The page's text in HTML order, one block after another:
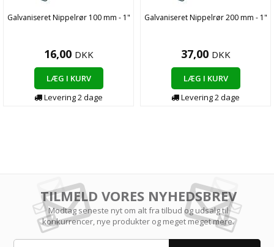
Galvaniseret Nippelrør 100 mm - 1"
16,00 DKK
LÆG I KURV
Levering 2 dage
Galvaniseret Nippelrør 200 mm - 1"
37,00 DKK
LÆG I KURV
Levering 2 dage
TILMELD VORES NYHEDSBREV
Modtag seneste nyt om alt fra tilbud og udsalg til
konkurrencer, nye produkter og meget meget mere.